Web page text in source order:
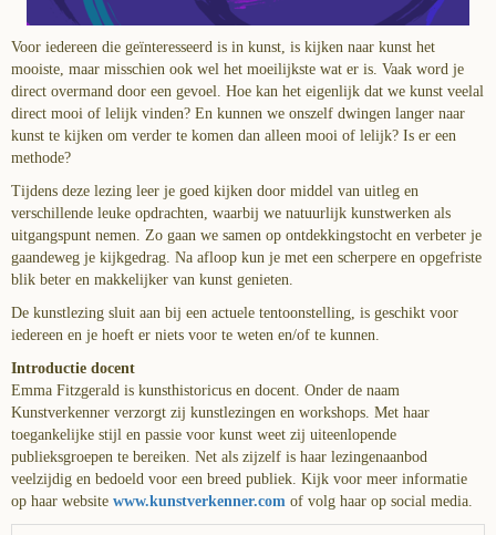
Voor iedereen die geïnteresseerd is in kunst, is kijken naar kunst het
mooiste, maar misschien ook wel het moeilijkste wat er is. Vaak word je
direct overmand door een gevoel. Hoe kan het eigenlijk dat we kunst veelal
direct mooi of lelijk vinden? En kunnen we onszelf dwingen langer naar
kunst te kijken om verder te komen dan alleen mooi of lelijk? Is er een
methode?
Tijdens deze lezing leer je goed kijken door middel van uitleg en
verschillende leuke opdrachten, waarbij we natuurlijk kunstwerken als
uitgangspunt nemen. Zo gaan we samen op ontdekkingstocht en verbeter je
gaandeweg je kijkgedrag. Na afloop kun je met een scherpere en opgefriste
blik beter en makkelijker van kunst genieten.
De kunstlezing sluit aan bij een actuele tentoonstelling, is geschikt voor
iedereen en je hoeft er niets voor te weten en/of te kunnen.
Introductie docent
Emma Fitzgerald is kunsthistoricus en docent. Onder de naam
Kunstverkenner verzorgt zij kunstlezingen en workshops. Met haar
toegankelijke stijl en passie voor kunst weet zij uiteenlopende
publieksgroepen te bereiken. Net als zijzelf is haar lezingenaanbod
veelzijdig en bedoeld voor een breed publiek. Kijk voor meer informatie
op haar website www.kunstverkenner.com of volg haar op social media.